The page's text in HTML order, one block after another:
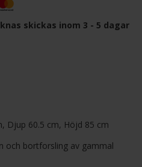
skickas inom 3 - 5 dagar
Djup 60.5 cm, Höjd 85 cm
och bortforsling av gammal